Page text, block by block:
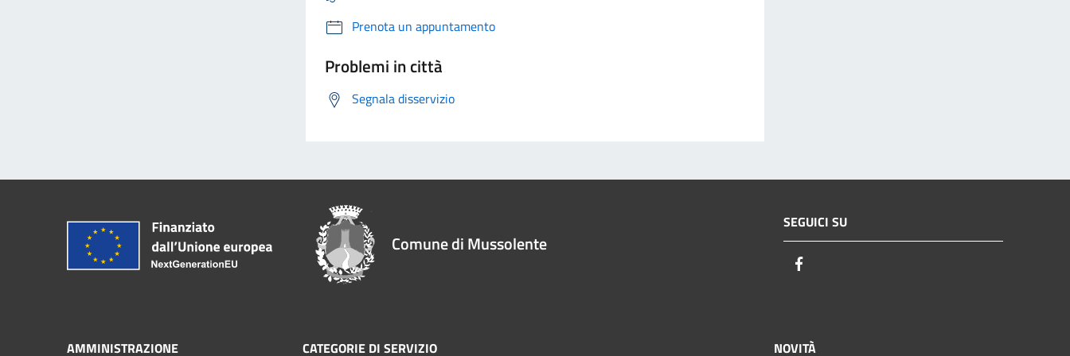
Prenota un appuntamento
Problemi in città
Segnala disservizio
Comune di Mussolente
SEGUICI SU
AMMINISTRAZIONE CATEGORIE DI SERVIZIO NOVITÀ